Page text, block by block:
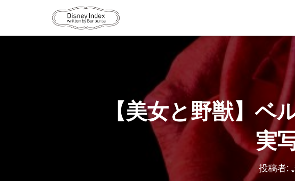
【美女と野獣】
実
投稿者: